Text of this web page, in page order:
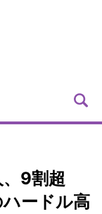
、9割超
ードル高